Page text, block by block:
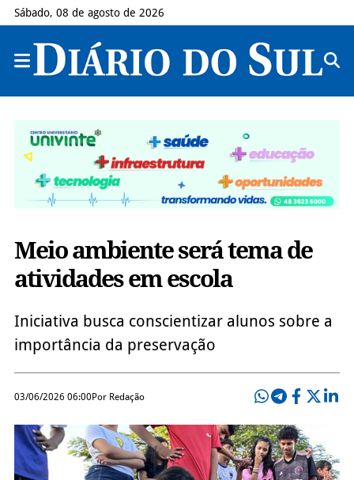
Sábado, 08 de agosto de 2026
Meio ambiente será tema de
atividades em escola
Iniciativa busca conscientizar alunos sobre a
importância da preservação
03/06/2026 06:00Por Redação